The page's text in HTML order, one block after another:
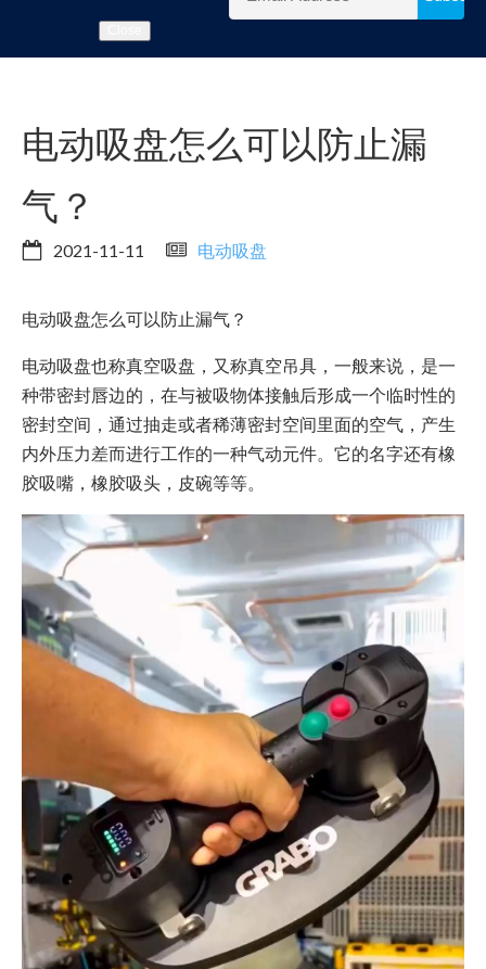
电动吸盘怎么可以防止漏
气？
2021-11-11 电动吸盘
电动吸盘怎么可以防止漏气？
电动吸盘也称真空吸盘，又称真空吊具，一般来说，是一
种带密封唇边的，在与被吸物体接触后形成一个临时性的
密封空间，通过抽走或者稀薄密封空间里面的空气，产生
内外压力差而进行工作的一种气动元件。它的名字还有橡
胶吸嘴，橡胶吸头，皮碗等等。